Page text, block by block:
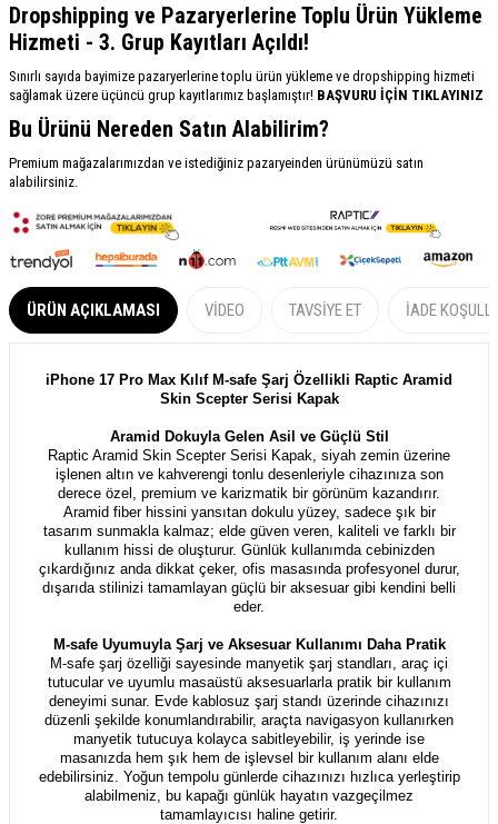
Dropshipping ve Pazaryerlerine Toplu Ürün Yükleme
Hizmeti - 3. Grup Kayıtları Açıldı!
Sınırlı sayıda bayimize pazaryerlerine toplu ürün yükleme ve dropshipping hizmeti
sağlamak üzere üçüncü grup kayıtlarımız başlamıştır! BAŞVURU İÇİN TIKLAYINIZ
Bu Ürünü Nereden Satın Alabilirim?
Premium mağazalarımızdan ve istediğiniz pazaryeinden ürünümüzü satın
alabilirsiniz.
ÜRÜN AÇIKLAMASI VIDEO TAVSIYE ET İADE
iPhone 17 Pro Max Kılıf M-safe Şarj Özellikli Raptic Aramid
Skin Scepter Serisi Kapak
Aramid Dokuyla Gelen Asil ve Güçlü Stil
Raptic Aramid Skin Scepter Serisi Kapak, siyah zemin üzerine
işlenen altın ve kahverengi tonlu desenleriyle cihazınıza son
derece özel, premium ve karizmatik bir görünüm kazandırır.
Aramid fiber hissini yansıtan dokulu yüzey, sadece şık bir
tasarım sunmakla kalmaz; elde güven veren, kaliteli ve farklı bir
kullanım hissi de oluşturur. Günlük kullanımda cebinizden
çıkardığınız anda dikkat çeker, ofis masasında profesyonel durur,
dışarıda stilinizi tamamlayan güçlü bir aksesuar gibi kendini belli
eder.
M-safe Uyumuyla Şarj ve Aksesuar Kullanımı Daha Pratik
M-safe şarj özelliği sayesinde manyetik şarj standları, araç içi
tutucular ve uyumlu masaüstü aksesuarlarla pratik bir kullanım
deneyimi sunar. Evde kablosuz şarj standı üzerinde cihazınızı
düzenli şekilde konumlandırabilir, araçta navigasyon kullanırken
manyetik tutucuya kolayca sabitleyebilir, iş yerinde ise
masanızda hem şık hem de işlevsel bir kullanım alanı elde
edebilirsiniz. Yoğun tempolu günlerde cihazınızı hızlıca yerleştirip
alabilmeniz, bu kapağı günlük hayatın vazgeçilmez
tamamlayıcısı haline getirir.